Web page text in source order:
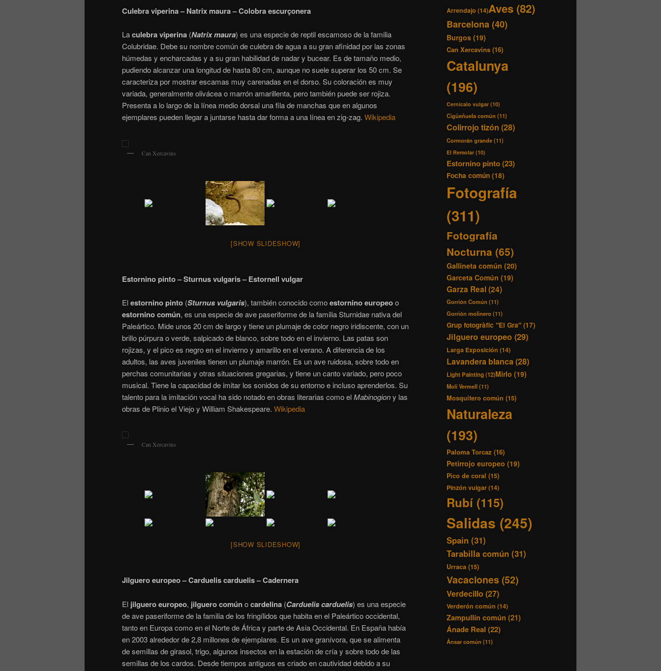
Culebra viperina – Natrix maura – Colobra escurçonera
Laculebra viperina (Natrix maura) es una especie de reptil escamoso de la familia
Colubridae. Debe su nombre común de culebra de agua a su gran afinidad por las zonas
húmedas y encharcadas y a su gran habilidad de nadar y bucear. Es de tamaño medio,
pudiendo alcanzar una longitud de hasta 80 cm, aunque no suele superar los 50 cm. Se
caracteriza por mostrar escamas muy carenadas en el dorso. Su coloración es muy
variada, generalmente olivácea o marrón amarillenta, pero también puede ser rojiza.
Presenta a lo largo de la línea medio dorsal una fila de manchas que en algunos
ejemplares pueden llegar a juntarse hasta dar forma a una línea en zig-zag. Wikipedia
Can Xercavins
[SHOW SLIDESHOW]
Estornino pinto – Sturnus vulgaris – Estornell vulgar
Elestornino pinto (Sturnus vulgaris), ​ también conocido comoestornino europeoo
estornino común, ​ es una especie de ave paseriforme de la familia Sturnidae nativa del
Paleártico. Mide unos 20 cm de largo y tiene un plumaje de color negro iridiscente, con un
brillo púrpura o verde, salpicado de blanco, sobre todo en el invierno. Las patas son
rojizas, y el pico es negro en el invierno y amarillo en el verano. A diferencia de los
adultos, las aves juveniles tienen un plumaje marrón. Es un ave ruidosa, sobre todo en
perchas comunitarias y otras situaciones gregarias, y tiene un canto variado, pero poco
musical. Tiene la capacidad de imitar los sonidos de su entorno e incluso aprenderlos. Su
talento para la imitación vocal ha sido notado en obras literarias como elMabinogiony las
obras de Plinio el Viejo y William Shakespeare. Wikipedia
Can Xercavins
[SHOW SLIDESHOW]
Jilguero europeo – Carduelis carduelis – Cadernera
El jilguero europeo, jilguero comúnocardelina ​ (Carduelis carduelis) es una especie
de ave paseriforme de la familia de los fringílidos que habita en el Paleártico occidental,
tanto en Europa como en el Norte de África y parte de Asia Occidental. En España había
en 2003 alrededor de 2,8 millones de ejemplares. ​ Es un ave granívora, que se alimenta
de semillas de girasol, trigo, algunos insectos en la estación de cría y sobre todo de las
semillas de los cardos. Desde tiempos antiguos es criado en cautividad debido a su
Arrendajo (14)Aves (82)
Barcelona(40)
Burgos (19)
Can Xercavins (16)
Catalunya
(196)
Cernícalo vulgar (10)
Cigüeñuela común (11)
Colirrojo tizón (28)
Cormorán grande(11)
El Remolar (10)
Estornino pinto(23)
Focha común (18)
Fotografía
(311)
Fotografía
Nocturna (65)
Gallineta común (20)
Garceta Común (19)
Garza Real(24)
Gorrión Común (11)
Gorrión molinero(11)
Grup fotogràfic "El Gra" (17)
Jilguero europeo (29)
Larga Exposición (14)
Lavandera blanca(28)
Light Painting(12)Mirlo (19)
Molí Vermell(11)
Mosquitero común (15)
Naturaleza
(193)
Paloma Torcaz (16)
Petirrojo europeo (19)
Pico de coral (15)
Pinzón vulgar(14)
Rubí (115)
Salidas (245)
Spain (31)
Tarabilla común (31)
Urraca (15)
Vacaciones (52)
Verdecillo (27)
Verderón común (14)
Zampullín común (21)
Ánade Real (22)
Ánsar común (11)